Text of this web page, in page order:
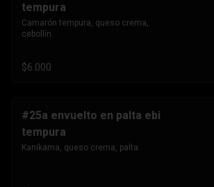
tempura
Camarón tempura, queso crema,
cebollín.
$6.000
#25a envuelto en palta ebi
tempura
Kanikama, queso crema, palta.